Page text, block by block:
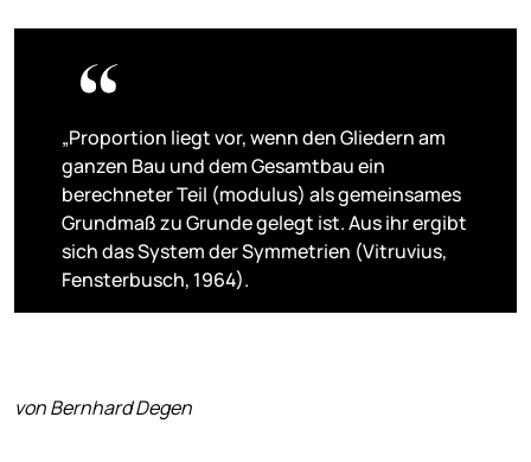
„Proportion liegt vor, wenn den Gliedern am
ganzen Bau und dem Gesamtbau ein
berechneter Teil (modulus) als gemeinsames
Grundmaß zu Grunde gelegt ist. Aus ihr ergibt
sich das System der Symmetrien (Vitruvius,
Fensterbusch, 1964).
von Bernhard Degen